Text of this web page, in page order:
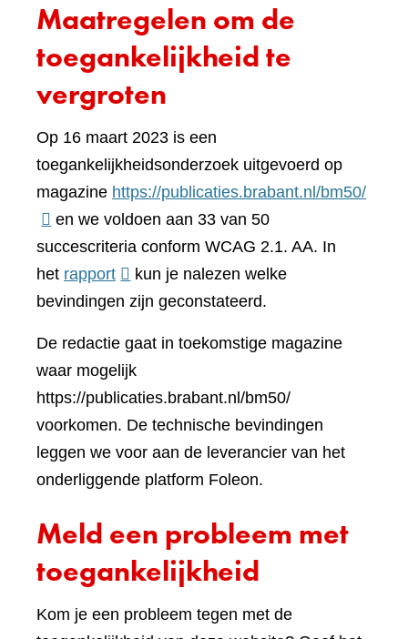
Maatregelen om de
toegankelijkheid te
vergroten
Op 16 maart 2023 is een
toegankelijkheidsonderzoek uitgevoerd op
magazine https://publicaties.brabant.nl/bm50/
en we voldoen aan 33 van 50
succescriteria conform WCAG 2.1. AA. In
het rapport(verwijst
naar
andere
website)
kun je nalezen welke
bevindingen zijn geconstateerd.
De redactie gaat in toekomstige magazine
waar mogelijk
https://publicaties.brabant.nl/bm50/
voorkomen. De technische bevindingen
leggen we voor aan de leverancier van het
onderliggende platform Foleon.
Meld een probleem met
toegankelijkheid
Kom je een probleem tegen met de